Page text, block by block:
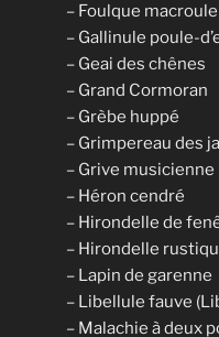
– Foulque macroule
– Gallinule poule-
– Geai des chênes
– Grand Cormoran
– Grèbe huppé
– Grimpereau des
– Grive musicienne
– Héron cendré
– Hirondelle de
– Hirondelle
– Lapin de garenne
– Libellule fauve
– Malachie à deux